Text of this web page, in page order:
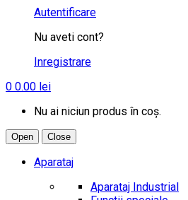
Autentificare
Nu aveti cont?
Inregistrare
0 0.00 lei
Nu ai niciun produs în coș.
Open Close
Aparataj
Aparataj Industrial